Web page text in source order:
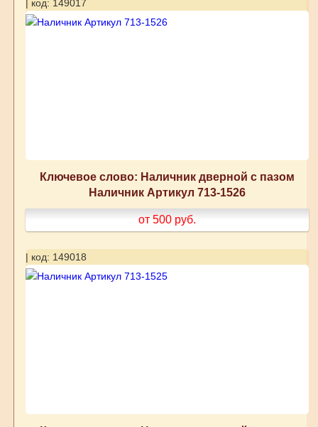
| код: 149017
Ключевое слово: Наличник дверной с пазом
Наличник Артикул 713-1526
от 500 руб.
| код: 149018